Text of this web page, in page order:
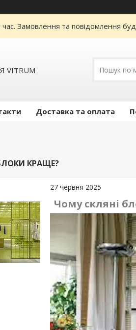
час. Замовлення та повідомлення
VITRUM
Доставка та оплата
КРАЩЕ?
27 червня 2025
Чому скляні